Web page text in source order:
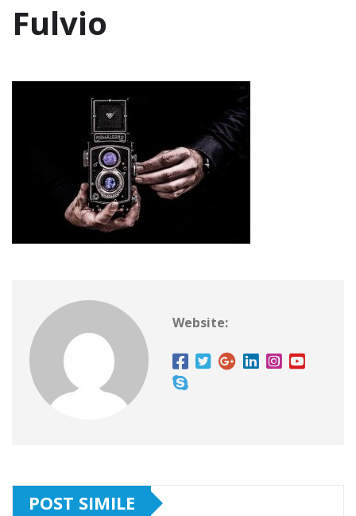
Fulvio
Website:
POST SIMILE